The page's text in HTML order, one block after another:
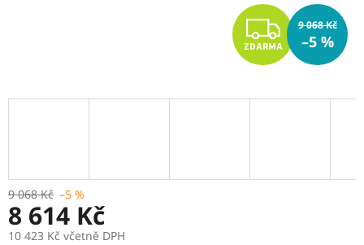
Z
D
A
ZDARMA
9 068 Kč
–5 %
9 068 Kč –5 %
8 614 Kč
10 423 Kč včetně DPH